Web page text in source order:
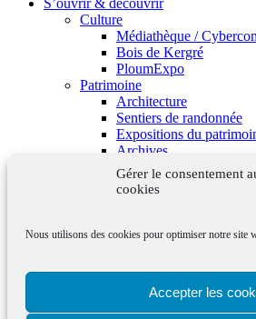
Gérer le consentement
cookies
Nous utilisons des cookies pour optimiser notre site
Accepter les
Culture
Médiathèque /
Bois de Kergré
PloumExpo
Patrimoine
Architecture
Sentiers de randonnée
Expositions du
Archives
Grandir & s’épanouir
Cantine
Écoles
L’annuaire des associations
Les équipements